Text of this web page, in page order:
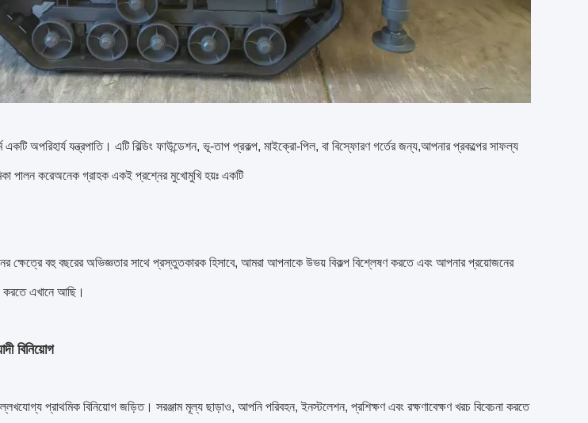
একটি অপরিহার্য যন্ত্রপাতি। এটি বিল্ডিং ফাউন্ডেশন, ভূ-তাপ প্রকল্প, মাইক্রো-পিল, বা বিস্ফোরণ গর্তের জন্য,আপনার প্রকল্পের সাফল্য
পালন করেঅনেক গ্রাহক একই প্রশ্নের মুখোমুখি হয়ঃ একটি
ক্ষেত্রে বহু বছরের অভিজ্ঞতার সাথে প্রস্তুতকারক হিসাবে, আমরা আপনাকে উভয় বিকল্প বিশ্লেষণ করতে এবং আপনার প্রয়োজনের
করতে এখানে আছি।
বিনিয়োগ
প্রাথমিক বিনিয়োগ জড়িত। সরঞ্জাম মূল্য ছাড়াও, আপনি পরিবহন, ইনস্টলেশন, প্রশিক্ষণ এবং রক্ষণাবেক্ষণ খরচ বিবেচনা করতে